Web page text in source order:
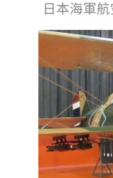
日本海軍